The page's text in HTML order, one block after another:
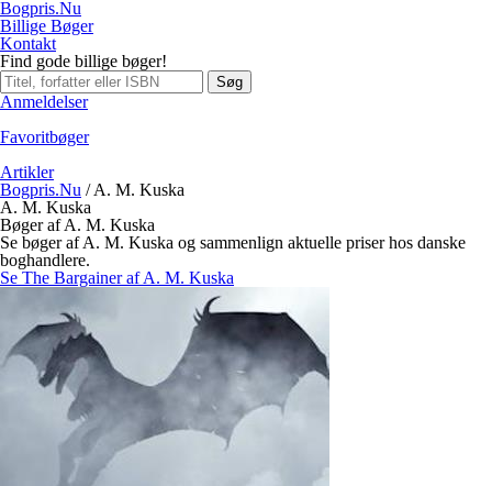
Bogpris.Nu
Billige Bøger
Kontakt
Find gode billige bøger!
Søg
Anmeldelser
Favoritbøger
Artikler
Bogpris.Nu /A. M. Kuska
A. M. Kuska
Bøger af A. M. Kuska
Se bøger af A. M. Kuska og sammenlign aktuelle priser hos danske
boghandlere.
Se The Bargainer af A. M. Kuska